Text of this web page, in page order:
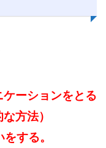
ーションをとる
方法）
する。